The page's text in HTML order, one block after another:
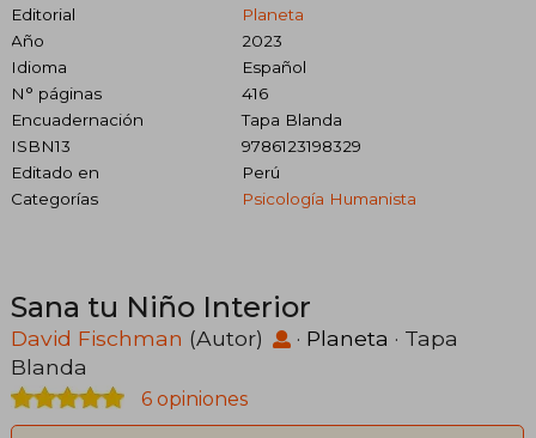
Editorial
Planeta
Año
2023
Idioma
Español
N° páginas
416
Encuadernación
Tapa Blanda
ISBN13
9786123198329
Editado en
Perú
Categorías
Psicología Humanista
Sana tu Niño Interior
David Fischman (Autor) · Planeta · Tapa
Blanda
6 opiniones